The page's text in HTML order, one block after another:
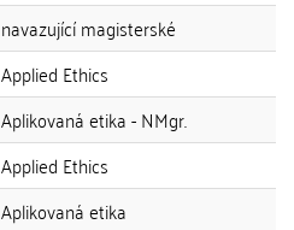
navazující magisterské
Applied Ethics
Aplikovaná etika - NMgr.
Applied Ethics
Aplikovaná etika